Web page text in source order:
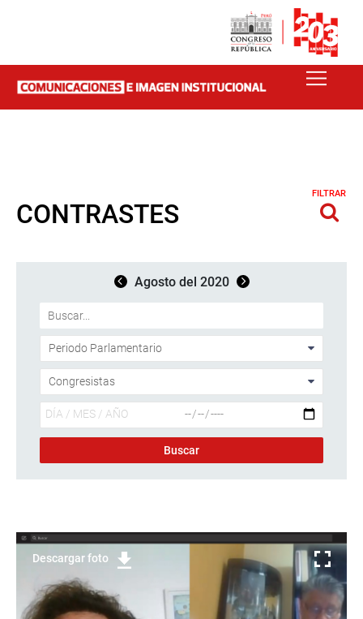
CONTRASTES
FILTRAR
Agosto del 2020
Descargar foto